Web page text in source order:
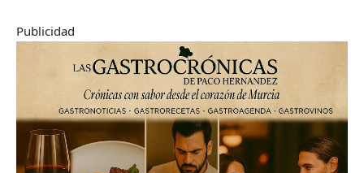
Publicidad